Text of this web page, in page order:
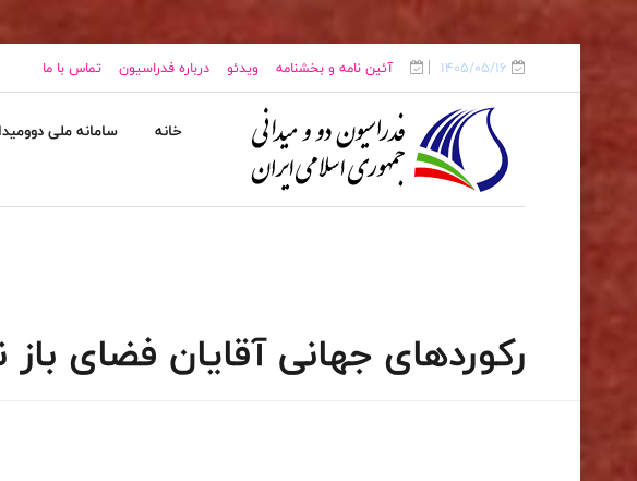
1405/05/16 آئین نامه و بخشنامه ویدئو درباره فدراسیون تماس با ما
خانه سامانه ملی
رکوردهای جهانی آقایان فضای باز